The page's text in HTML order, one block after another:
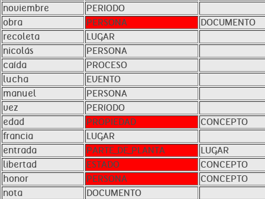
noviembre
PERIODO
obra
PERSONA
DOCUMENTO
recoleta
LUGAR
nicolás
PERSONA
caída
PROCESO
lucha
EVENTO
manuel
PERSONA
vez
PERíODO
edad
PROPIEDAD
CONCEPTO
francia
LUGAR
entrada
PARTE_DE_PLANTA
LUGAR
libertad
ESTADO
CONCEPTO
honor
PERSONA
CONCEPTO
nota
DOCUMENTO